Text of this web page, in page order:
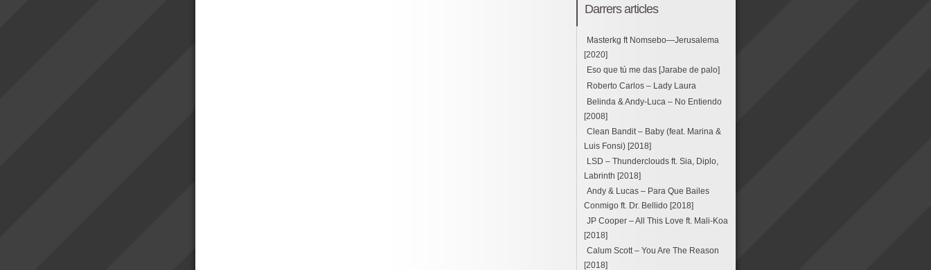
Darrers articles
Masterkg ft Nomsebo—Jerusalema
[2020]
Eso que tú me das [Jarabe de palo]
Roberto Carlos – Lady Laura
Belinda & Andy-Luca – No Entiendo
[2008]
Clean Bandit – Baby (feat. Marina &
Luis Fonsi) [2018]
LSD – Thunderclouds ft. Sia, Diplo,
Labrinth [2018]
Andy & Lucas – Para Que Bailes
Conmigo ft. Dr. Bellido [2018]
JP Cooper – All This Love ft. Mali-Koa
[2018]
Calum Scott – You Are The Reason
[2018]